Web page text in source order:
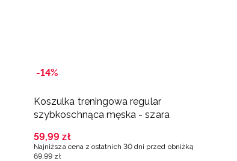
-14%
Koszulka treningowa regular
szybkoschnąca męska - szara
59,99 zł
Najniższa cena z ostatnich 30 dni przed obniżką
69,99 zł